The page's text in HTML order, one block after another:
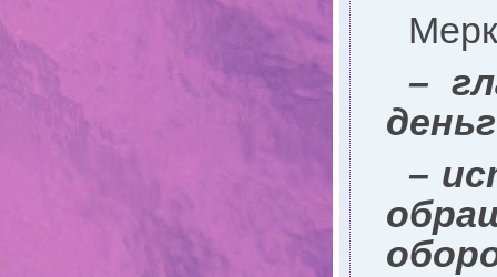
–
–